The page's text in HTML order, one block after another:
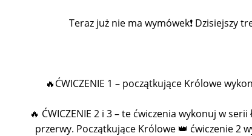
Teraz już nie ma wymówek❗ Dzisiejszy
🔥ĆWICZENIE 1 – początkujące Królowe
🔥 ĆWICZENIE 2 i 3 – te ćwiczenia wykonuj w
przerwy. Początkujące Królowe 👑 ćwiczenie 2